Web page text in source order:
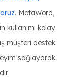
. MotaWord,
kullanımı kolay
müşteri destek
sağlayarak